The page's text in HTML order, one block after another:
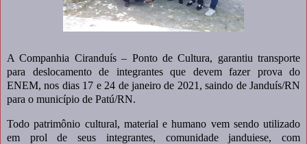
A Companhia Ciranduís – Ponto de Cultura, garantiu transporte
para deslocamento de integrantes que devem fazer prova do
ENEM, nos dias 17 e 24 de janeiro de 2021, saindo de Janduís/RN
para o município de Patú/RN.
Todo patrimônio cultural, material e humano vem sendo utilizado
em prol de seus integrantes, comunidade janduiese, com